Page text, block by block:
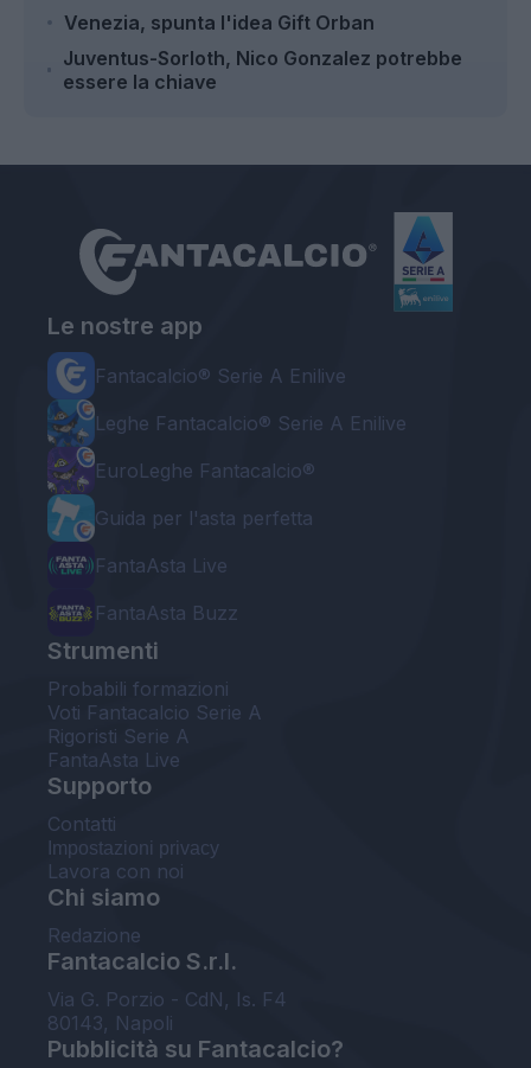
Venezia, spunta l'idea Gift Orban
Juventus-Sorloth, Nico Gonzalez potrebbe
essere la chiave
Le nostre app
Fantacalcio® Serie A Enilive
Leghe Fantacalcio® Serie A Enilive
EuroLeghe Fantacalcio®
Guida per l'asta perfetta
FantaAsta Live
FantaAsta Buzz
Strumenti
Probabili formazioni
Voti Fantacalcio Serie A
Rigoristi Serie A
FantaAsta Live
Supporto
Contatti
Impostazioni privacy
Lavora con noi
Chi siamo
Redazione
Fantacalcio S.r.l.
Via G. Porzio - CdN, Is. F4
80143, Napoli
Pubblicità su Fantacalcio?